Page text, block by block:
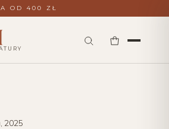
OD 400 ZŁ
2025